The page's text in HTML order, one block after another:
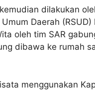
dilakukan
Daerah
oleh tim SAR
dibawa ke rumah
menggunakan